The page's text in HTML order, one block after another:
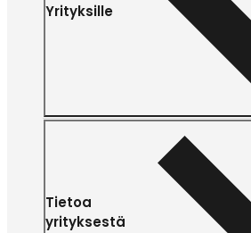
Yrityksille
Tietoa
yrityksestä